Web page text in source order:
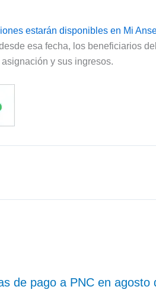
estarán disponibles en Mi
esa fecha, los beneficiarios
y sus ingresos.
de pago a PNC en agosto